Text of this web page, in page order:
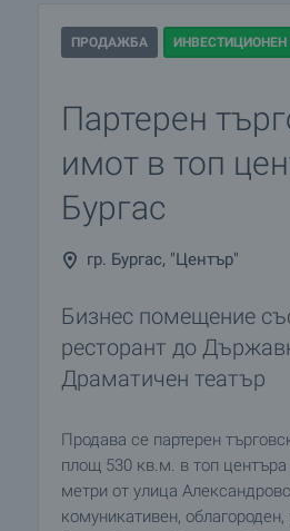
ПРОДАЖБА ИНВЕСТИЦИОНЕН
Партерен
имот в топ
Бургас
гр. Бургас, "Център"
Бизнес помещение
ресторант до
Драматичен театър
Продава се партерен
площ 530 кв.м. в топ центъра
метри от улица
комуникативен,